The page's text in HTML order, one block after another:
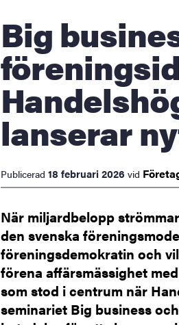
Big business utmanar
lanserar
Publicerad 18 februari 2026 vid
När miljardbelopp
den svenska
föreningsdemokratin och
förena affärsmässighet
som stod i centrum när
seminariet Big business